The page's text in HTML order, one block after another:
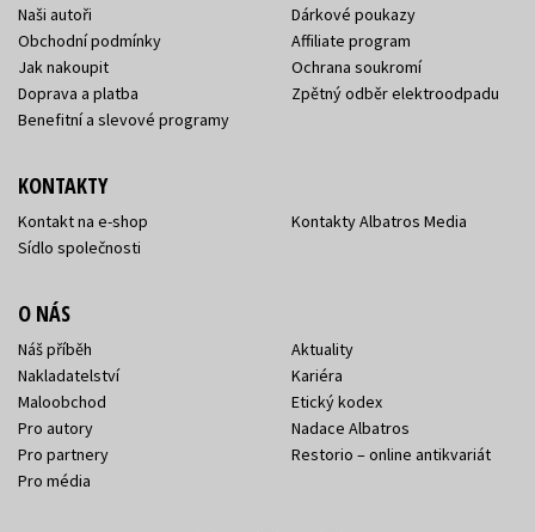
Naši autoři
Obchodní podmínky
Jak nakoupit
Doprava a platba
Benefitní a slevové programy
Dárkové poukazy
Affiliate program
Ochrana soukromí
Zpětný odběr elektroodpadu
KONTAKTY
Kontakt na e-shop
Sídlo společnosti
Kontakty Albatros Media
O NÁS
Náš příběh
Nakladatelství
Maloobchod
Pro autory
Pro partnery
Pro média
Aktuality
Kariéra
Etický kodex
Nadace Albatros
Restorio – online antikvariát